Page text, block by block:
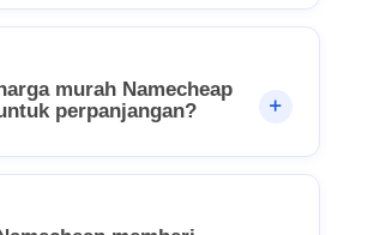
murah Namecheap
perpanjangan?